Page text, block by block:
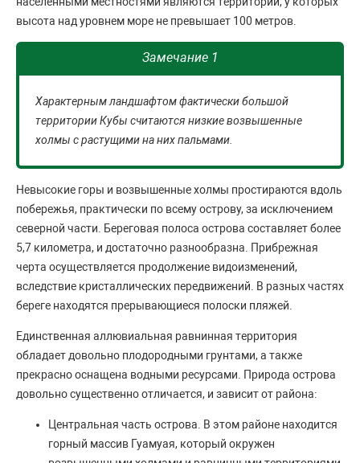
высота над уровнем море не превышает 100 метров.
Замечание 1
Характерным ландшафтом фактически большой
территории Кубы считаются низкие возвышенные
холмы с растущими на них пальмами.
Невысокие горы и возвышенные холмы простираются вдоль
побережья, практически по всему острову, за исключением
северной части. Береговая полоса острова составляет более
5,7 километра, и достаточно разнообразна. Прибрежная
черта осуществляется продолжение видоизменений,
вследствие кристаллических передвижений. В разных частях
береге находятся прерывающиеся полоски пляжей.
Единственная аллювиальная равнинная территория
обладает довольно плодородными грунтами, а также
прекрасно оснащена водными ресурсами. Природа острова
довольно существенно отличается, и зависит от района:
Центральная часть острова. В этом районе находится
горный массив Гуамуая, который окружен